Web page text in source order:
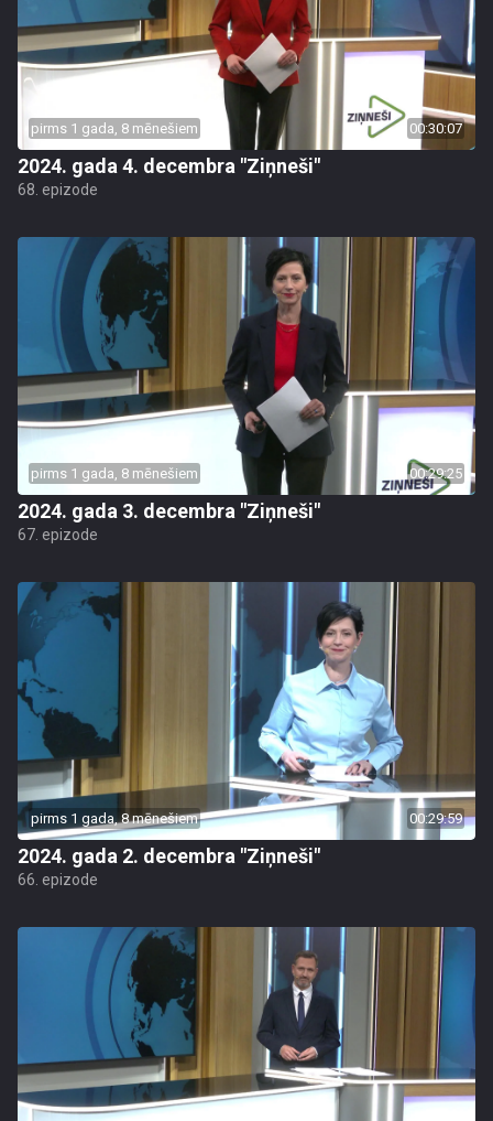
pirms 1 gada, 8 mēnešiem 00:30:07
2024. gada 4. decembra "Ziņneši"
68. epizode
pirms 1 gada, 8 mēnešiem 00:29:25
2024. gada 3. decembra "Ziņneši"
67. epizode
pirms 1 gada, 8 mēnešiem 00:29:59
2024. gada 2. decembra "Ziņneši"
66. epizode